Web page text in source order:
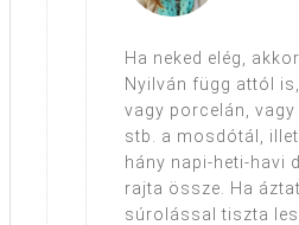
Ha neked elég,
Nyilván függ attól
vagy porcelán,
stb. a mosdótál,
hány napi-heti-havi
rajta össze. Ha
súrolással tiszta